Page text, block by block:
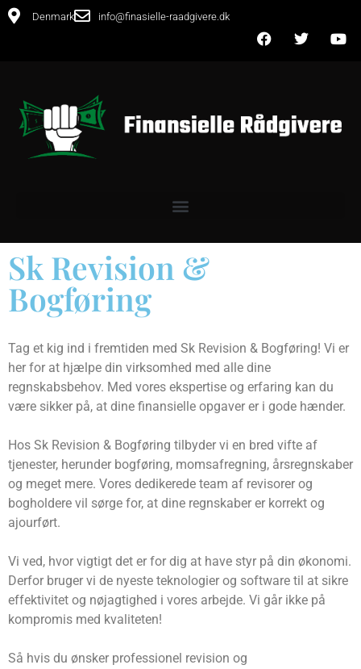
Denmark info@finasielle-raadgivere.dk
Sk Revision &
Bogføring
Tag et kig ind i fremtiden med Sk Revision & Bogføring! Vi er
her for at hjælpe din virksomhed med alle dine
regnskabsbehov. Med vores ekspertise og erfaring kan du
være sikker på, at dine finansielle opgaver er i gode hænder.
Hos Sk Revision & Bogføring tilbyder vi en bred vifte af
tjenester, herunder bogføring, momsafregning, årsregnskaber
og meget mere. Vores dedikerede team af revisorer og
bogholdere vil sørge for, at dine regnskaber er korrekt og
ajourført.
Vi ved, hvor vigtigt det er for dig at have styr på din økonomi.
Derfor bruger vi de nyeste teknologier og software til at sikre
effektivitet og nøjagtighed i vores arbejde. Vi går ikke på
kompromis med kvaliteten!
Så hvis du ønsker professionel revision og